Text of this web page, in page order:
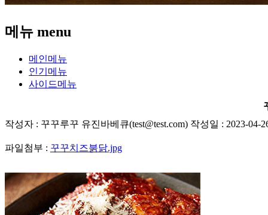
메뉴 menu
메인메뉴
인기메뉴
사이드메뉴
작성자 : 꾸꾸루꾸 유진바베큐(test@test.com) 작성일 : 2023-04-
파일첨부 : 꾸꾸치즈붉닭.jpg